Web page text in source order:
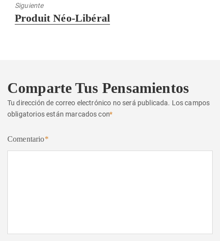
Siguiente
Entrada
Produit Néo-Libéral
Comparte Tus Pensamientos
Tu dirección de correo electrónico no será publicada. Los campos
obligatorios están marcados con*
Comentario*